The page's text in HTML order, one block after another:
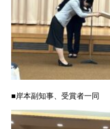
■岸本副知事、受賞者一同